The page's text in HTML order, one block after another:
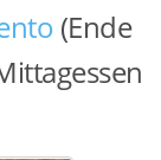
(Ende